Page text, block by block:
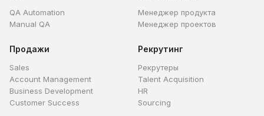
QA Automation
Manual QA
Менеджер продукта
Менеджер проектов
Продажи
Sales
Account Management
Business Development
Customer Success
Рекрутинг
Рекрутеры
Talent Acquisition
HR
Sourcing